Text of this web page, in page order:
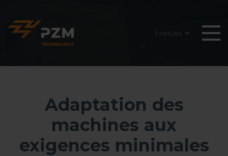
Adaptation des
machines aux
exigences minimales